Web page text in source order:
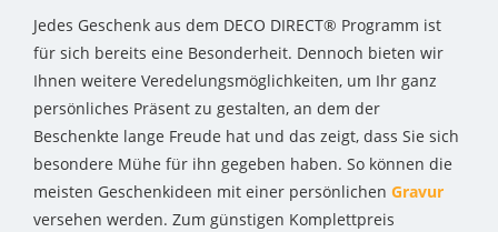
Jedes Geschenk aus dem DECO DIRECT® Programm ist
für sich bereits eine Besonderheit. Dennoch bieten wir
Ihnen weitere Veredelungsmöglichkeiten, um Ihr ganz
persönliches Präsent zu gestalten, an dem der
Beschenkte lange Freude hat und das zeigt, dass Sie sich
besondere Mühe für ihn gegeben haben. So können die
meisten Geschenkideen mit einer persönlichen Gravur
versehen werden. Zum günstigen Komplettpreis